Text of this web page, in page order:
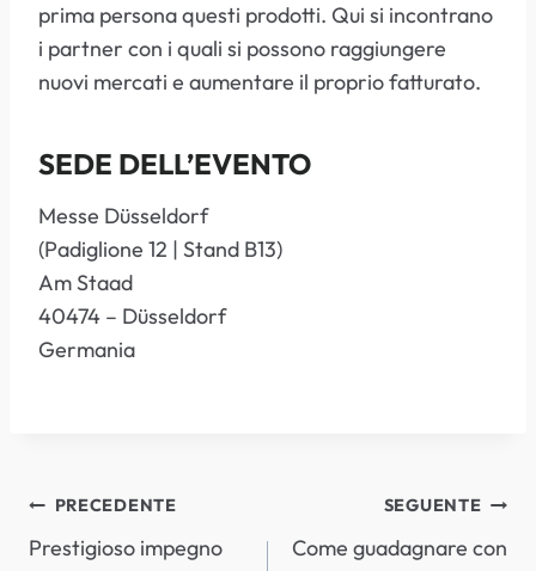
prima persona questi prodotti. Qui si incontrano
i partner con i quali si possono raggiungere
nuovi mercati e aumentare il proprio fatturato.
SEDE DELL’EVENTO
Messe Düsseldorf
(Padiglione 12 | Stand B13)
Am Staad
40474 – Düsseldorf
Germania
NAVIGAZIONE
ARTICOLI
PRECEDENTE
Prestigioso impegno
SEGUENTE
Come guadagnare con